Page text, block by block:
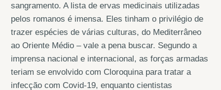
sangramento. A lista de ervas medicinais utilizadas
pelos romanos é imensa. Eles tinham o privilégio de
trazer espécies de várias culturas, do Mediterrâneo
ao Oriente Médio – vale a pena buscar. Segundo a
imprensa nacional e internacional, as forças armadas
teriam se envolvido com Cloroquina para tratar a
infecção com Covid-19, enquanto cientistas